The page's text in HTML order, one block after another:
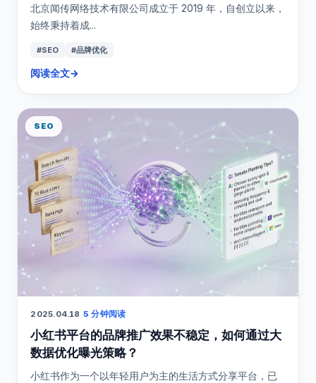
​北京闻传网络技术有限公司成立于 2019 年，自创立以来，
始终秉持着成...
#SEO #品牌优化
阅读全文→
SEO
2025.04.18 ·5 分钟阅读
小红书平台的品牌推广效果不稳定，如何通过大
数据优化曝光策略？
小红书作为一个以年轻用户为主的生活方式分享平台，已